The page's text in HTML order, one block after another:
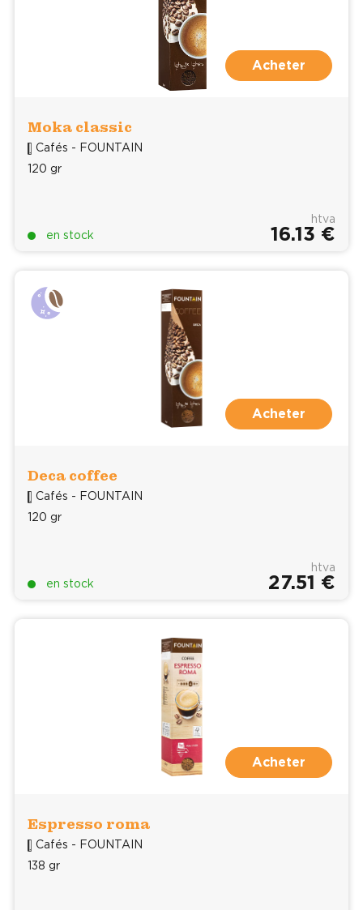
Acheter
Moka classic
Cafés - FOUNTAIN
120 gr
en stock
htva
16.13 €
Acheter
Deca coffee
Cafés - FOUNTAIN
120 gr
en stock
htva
27.51 €
Acheter
Espresso roma
Cafés - FOUNTAIN
138 gr